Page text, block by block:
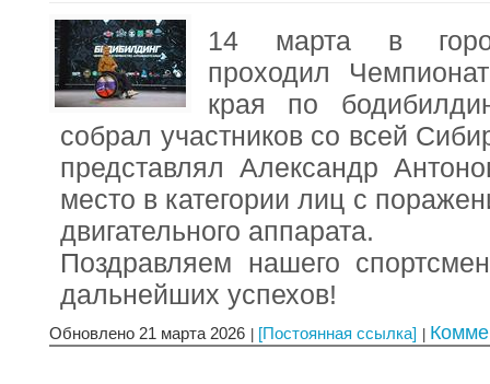
14 марта в
проходил
края по
собрал участников со всей
представлял Александр
место в категории лиц с
двигательного аппарата.
Поздравляем нашего
дальнейших успехов!
Обновлено 21 марта 2026 [Постоянная ссылка]